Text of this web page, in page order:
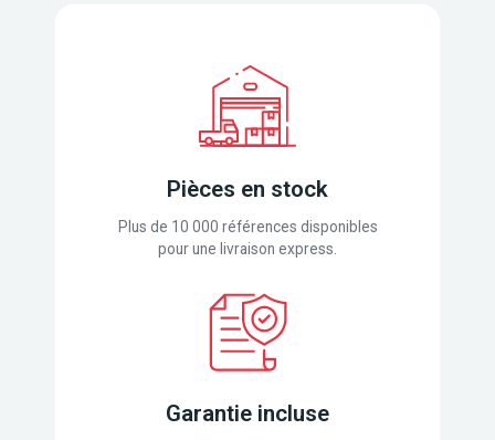
Pièces en stock
Plus de 10 000 références disponibles
pour une livraison express.
Garantie incluse